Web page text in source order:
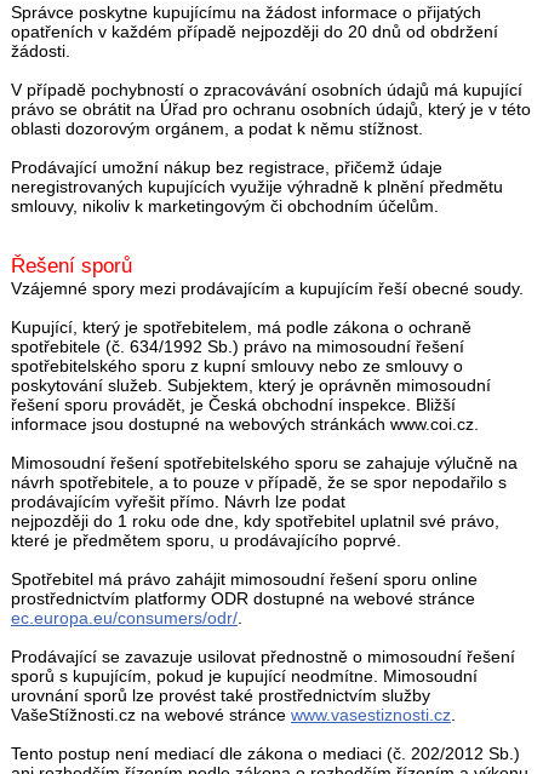
Správce poskytne kupujícímu na žádost informace o přijatých
opatřeních v každém případě nejpozději do 20 dnů od obdržení
žádosti.
V případě pochybností o zpracovávání osobních údajů má kupující
právo se obrátit na Úřad pro ochranu osobních údajů, který je v této
oblasti dozorovým orgánem, a podat k němu stížnost.
Prodávající umožní nákup bez registrace, přičemž údaje
neregistrovaných kupujících využije výhradně k plnění předmětu
smlouvy, nikoliv k marketingovým či obchodním účelům.
Řešení sporů
Vzájemné spory mezi prodávajícím a kupujícím řeší obecné soudy.
Kupující, který je spotřebitelem, má podle zákona o ochraně
spotřebitele (č. 634/1992 Sb.) právo na mimosoudní řešení
spotřebitelského sporu z kupní smlouvy nebo ze smlouvy o
poskytování služeb. Subjektem, který je oprávněn mimosoudní
řešení sporu provádět, je Česká obchodní inspekce. Bližší
informace jsou dostupné na webových stránkách www.coi.cz.
Mimosoudní řešení spotřebitelského sporu se zahajuje výlučně na
návrh spotřebitele, a to pouze v případě, že se spor nepodařilo s
prodávajícím vyřešit přímo. Návrh lze podat
nejpozději do 1 roku ode dne, kdy spotřebitel uplatnil své právo,
které je předmětem sporu, u prodávajícího poprvé.
Spotřebitel má právo zahájit mimosoudní řešení sporu online
prostřednictvím platformy ODR dostupné na webové stránce
ec.europa.eu/consumers/odr/.
Prodávající se zavazuje usilovat přednostně o mimosoudní řešení
sporů s kupujícím, pokud je kupující neodmítne. Mimosoudní
urovnání sporů lze provést také prostřednictvím služby
VašeStížnosti.cz na webové stránce www.vasestiznosti.cz.
Tento postup není mediací dle zákona o mediaci (č. 202/2012 Sb.)